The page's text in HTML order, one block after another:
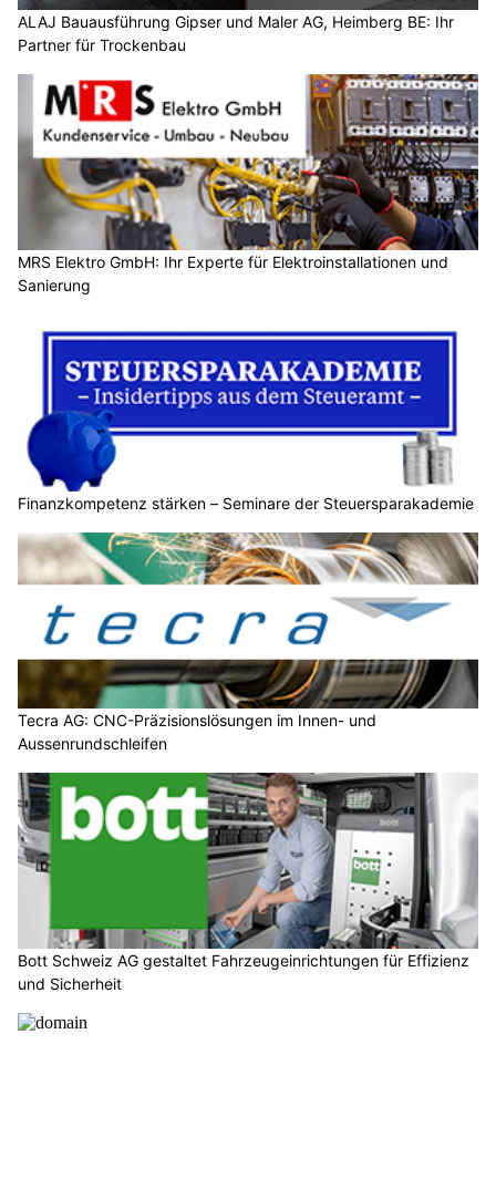
ALAJ Bauausführung Gipser und Maler AG, Heimberg BE: Ihr
Partner für Trockenbau
MRS Elektro GmbH: Ihr Experte für Elektroinstallationen und
Sanierung
Finanzkompetenz stärken – Seminare der Steuersparakademie
Tecra AG: CNC-Präzisionslösungen im Innen- und
Aussenrundschleifen
Bott Schweiz AG gestaltet Fahrzeugeinrichtungen für Effizienz
und Sicherheit